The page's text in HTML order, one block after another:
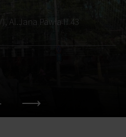
Al.Jana Pawła II 43